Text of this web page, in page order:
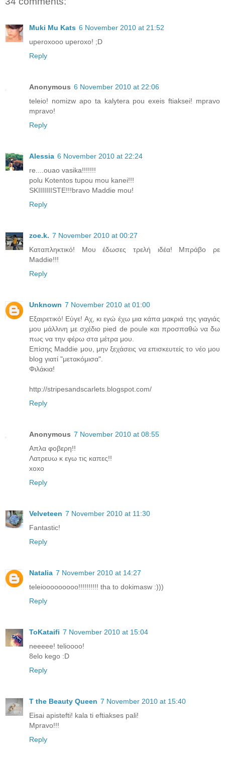
Muki Mu Kats 6 November 2010 at 21:52
uperoxooo uperoxo! ;D
Reply
Anonymous 6 November 2010 at 22:06
teleio! nomizw apo ta kalytera pou exeis ftiaksei! mpravo
mpravo!
Reply
Alessia 6 November 2010 at 22:24
re....ouao vasika!!!!!!!
polu Kotentos tupou mou kanei!!!
SKIIIIIIISTE!!!bravo Maddie mou!
Reply
zoe.k. 7 November 2010 at 00:27
Καταπληκτικό! Μου έδωσες τρελή ιδέα! Μπράβο ρε
Μaddie!!!
Reply
Unknown 7 November 2010 at 01:00
Εξαιρετικό! Εύγε! Αχ, κι εγώ έχω μια κάπα μακριά της γιαγιάς
μου μάλλινη με σχέδιο pied de poule και προσπαθώ να δω
πως να την φέρω στα μέτρα μου.
Επίσης Maddie μου, μην ξεχάσεις να επισκευτείς το νέο μου
blog γιατί "μετακόμισα".
Φιλάκια!
http://stripesandscarlets.blogspot.com/
Reply
Anonymous 7 November 2010 at 08:55
Απλα φοβερη!!
Λατρευω κ εγω τις καπες!!
xoxo
Reply
Velveteen 7 November 2010 at 11:30
Fantastic!
Reply
Natalia 7 November 2010 at 14:27
teleiooooooooo!!!!!!!!!! tha to dokimasw :)))
Reply
ToKataifi 7 November 2010 at 15:04
neeeee! telioooo!
8elo kego :D
Reply
T the Beauty Queen 7 November 2010 at 15:40
Eisai apistefti! kala ti eftiakses pali!
Mpravo!!!
Reply